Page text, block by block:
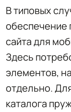
В типовых
обеспечение
сайта для
Здесь
элементов,
отдельно.
каталога